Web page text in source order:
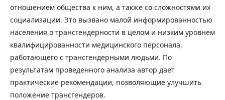
отношением общества к ним, а также со сложностями их
социализации. Это вызвано малой информированностью
населения о трансгендерности в целом и низким уровнем
квалифицированности медицинского персонала,
работающего с трансгендерными людьми. По
результатам проведенного анализа автор дает
практические рекомендации, позволяющие улучшить
положение трансгендеров.